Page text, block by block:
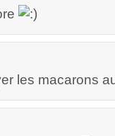
les macarons